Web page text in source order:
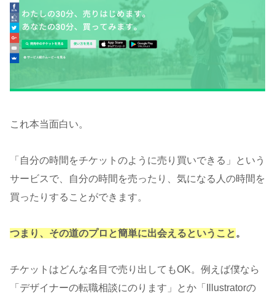
これ本当面白い。
「自分の時間をチケットのように売り買いできる」という
サービスで、自分の時間を売ったり、気になる人の時間を
買ったりすることができます。
つまり、その道のプロと簡単に出会えるということ 。
チケットはどんな名目で売り出してもOK。例えば僕なら
「デザイナーの転職相談にのります」とか「Illustratorの